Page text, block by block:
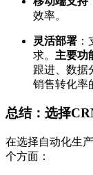
效率。
灵活部署
求。 主要功
跟进、数据
销售转化率
总结：选择
在选择自动化生
个方面：